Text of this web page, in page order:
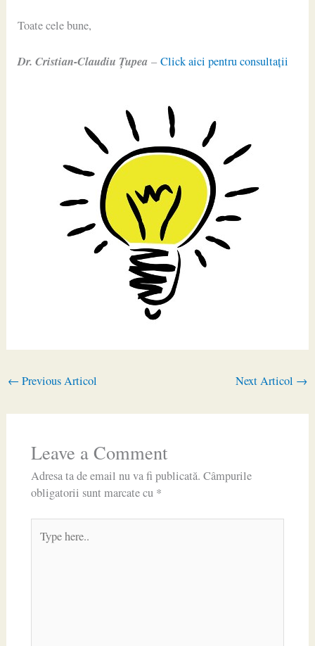
Toate cele bune,
Dr. Cristian-Claudiu Ţupea –Click aici pentru consultaţii
← Previous Articol Next Articol →
Leave a Comment
Adresa ta de email nu va fi publicată. Câmpurile
obligatorii sunt marcate cu *
here..